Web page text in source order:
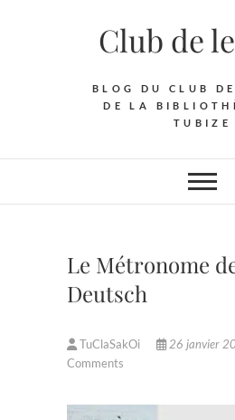
Club de
BLOG DU CLUB
DE LA
TUBIZE
Le Métronome
Deutsch
TuClaSakOi 26 janvier
Comments